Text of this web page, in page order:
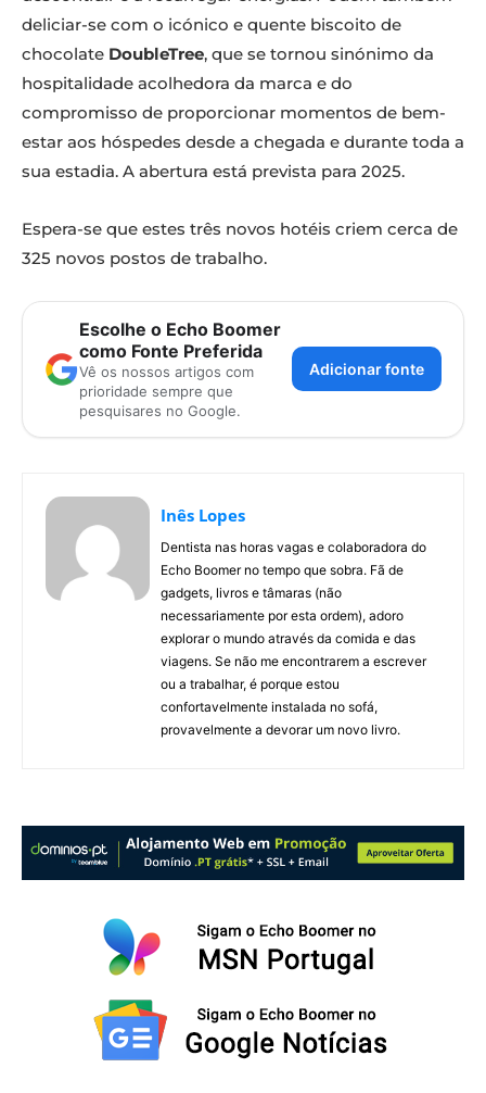
deliciar-se com o icónico e quente biscoito de
chocolate DoubleTree, que se tornou sinónimo da
hospitalidade acolhedora da marca e do
compromisso de proporcionar momentos de bem-
estar aos hóspedes desde a chegada e durante toda a
sua estadia. A abertura está prevista para 2025.
Espera-se que estes três novos hotéis criem cerca de
325 novos postos de trabalho.
Escolhe o Echo Boomer
como Fonte Preferida
Vê os nossos artigos com
prioridade sempre que
pesquisares no Google.
Adicionar fonte
Inês Lopes
Dentista nas horas vagas e colaboradora do
Echo Boomer no tempo que sobra. Fã de
gadgets, livros e tâmaras (não
necessariamente por esta ordem), adoro
explorar o mundo através da comida e das
viagens. Se não me encontrarem a escrever
ou a trabalhar, é porque estou
confortavelmente instalada no sofá,
provavelmente a devorar um novo livro.